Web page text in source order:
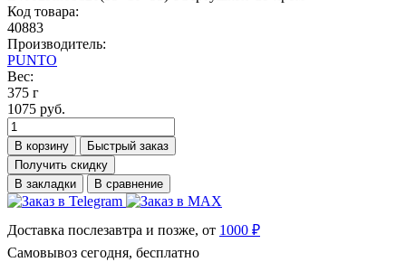
Код товара:
40883
Производитель:
PUNTO
Вес:
375 г
1075 руб.
В корзину
Быстрый заказ
Получить скидку
В закладки
В сравнение
Доставка послезавтра и позже, от 1000 ₽
Самовывоз сегодня, бесплатно